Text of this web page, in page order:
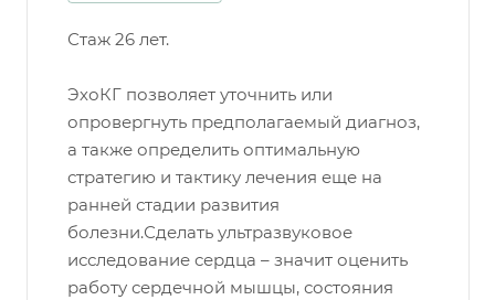
Стаж 26 лет.
ЭхоКГ позволяет уточнить или
опровергнуть предполагаемый диагноз,
а также определить оптимальную
стратегию и тактику лечения еще на
ранней стадии развития
болезни.Сделать ультразвуковое
исследование сердца – значит оценить
работу сердечной мышцы, состояния